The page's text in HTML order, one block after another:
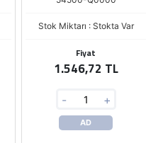
Stok Miktarı : Stokta Var
Fiyat
1.546,72 TL
- +
AD